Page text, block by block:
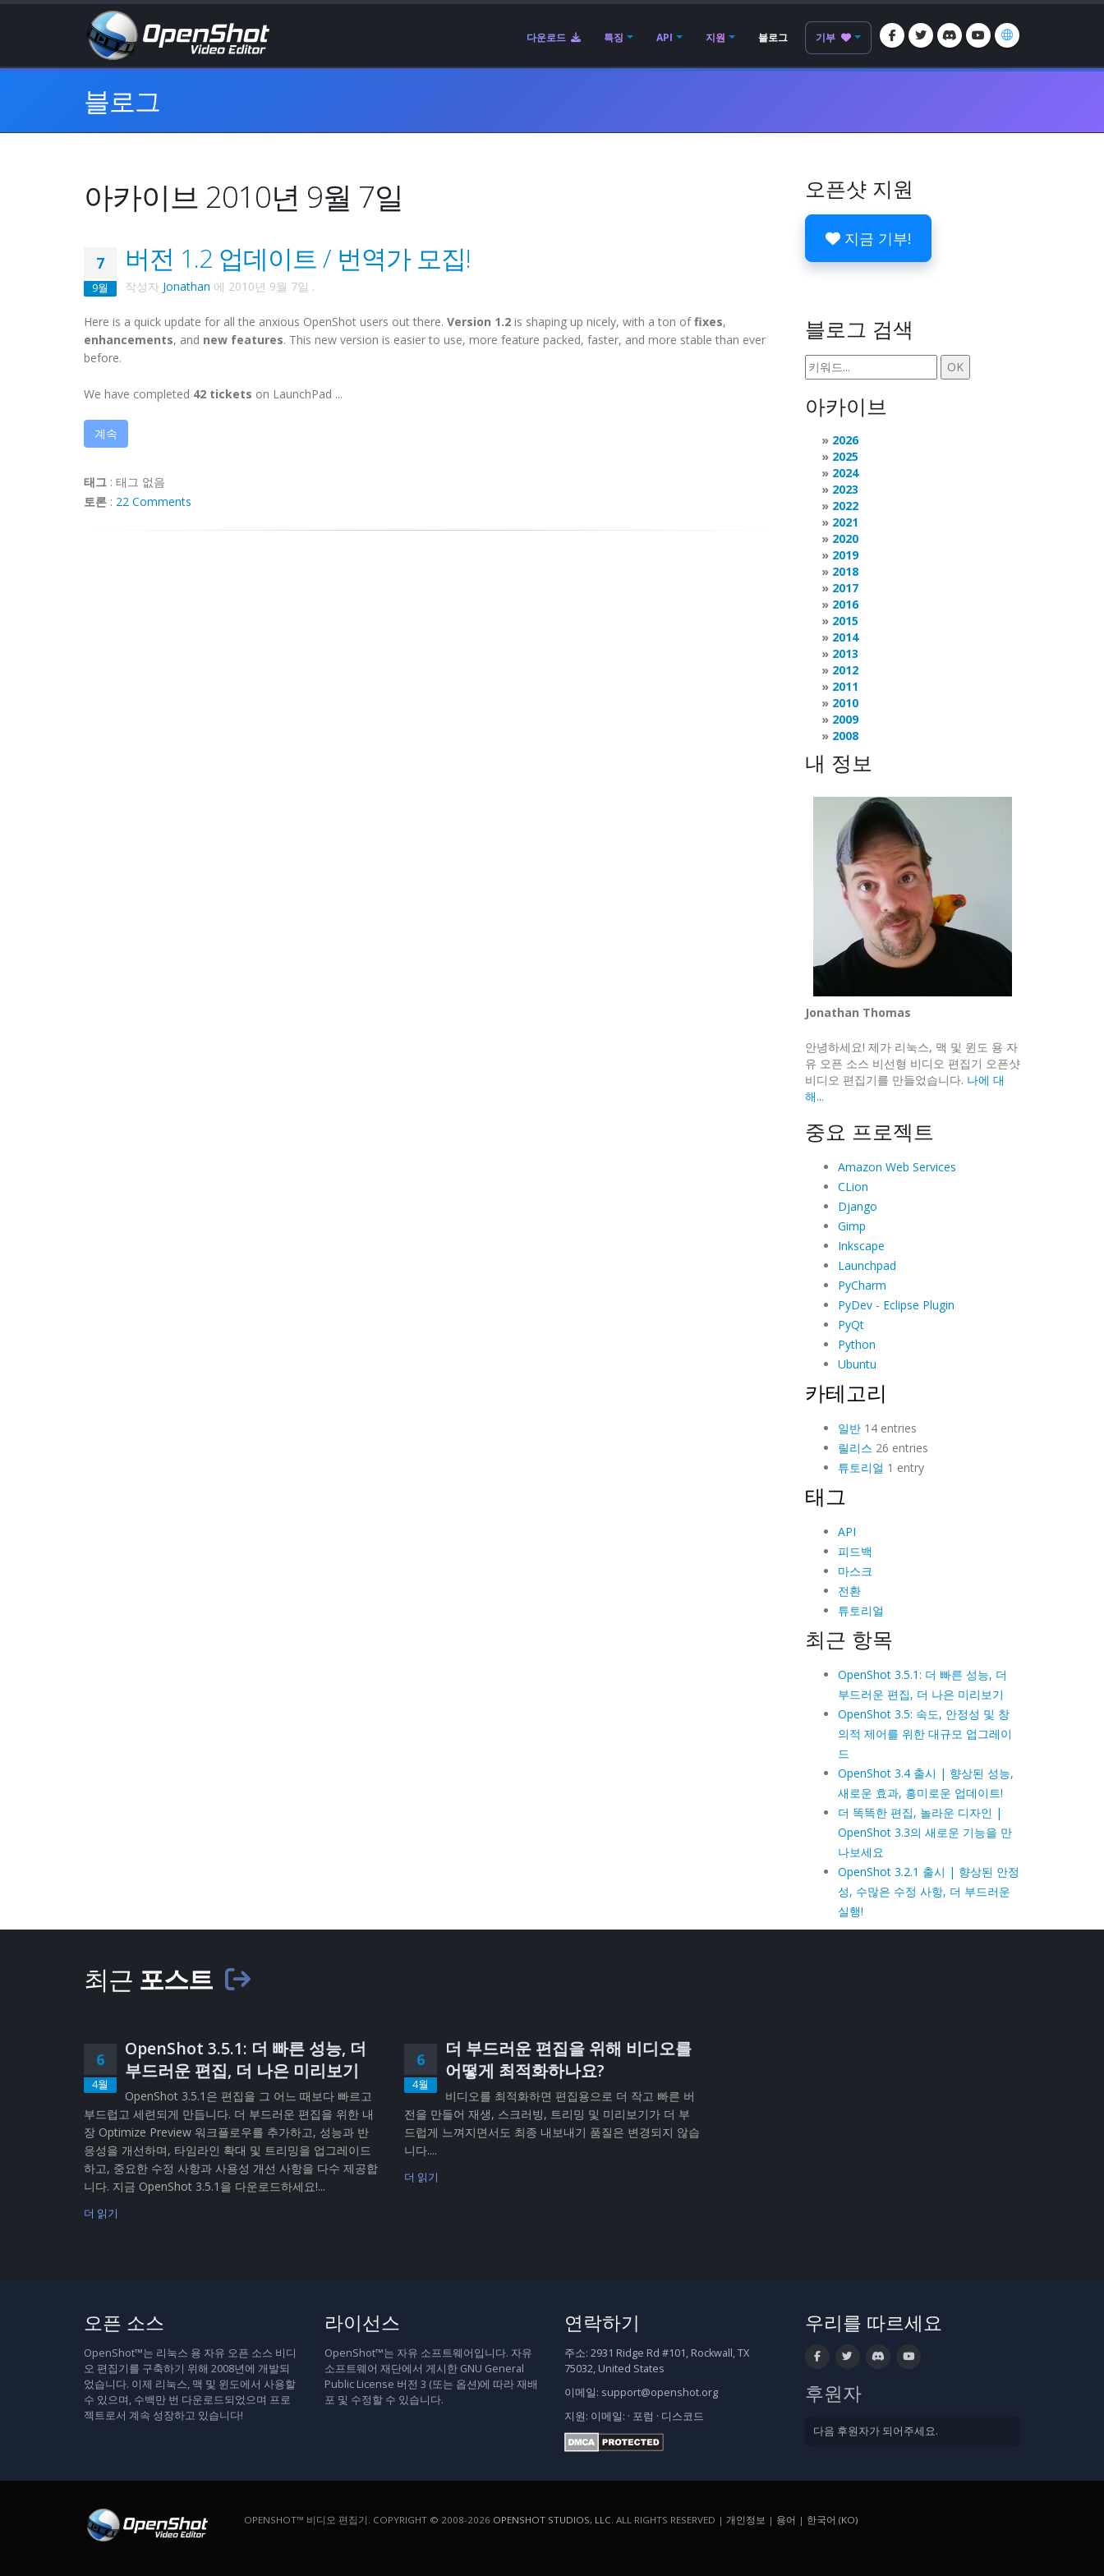
다운로드 특징 API 지원 블로그 기부
블로그
아카이브 2010년 9월 7일
7
9월
버전 1.2 업데이트 / 번역가 모집!
작성자 Jonathan 에 2010년 9월 7일 .
Here is a quick update for all the anxious OpenShot users out there. Version 1.2 is shaping up nicely, with a ton offixes,
enhancements, and new features. This new version is easier to use, more feature packed, faster, and more stable than ever
before.
We have completed 42 tickets on LaunchPad ...
계속
태그 : 태그 없음
토론 : 22 Comments
오픈샷 지원
지금 기부!
블로그 검색
아카이브
2026
2025
2024
2023
2022
2021
2020
2019
2018
2017
2016
2015
2014
2013
2012
2011
2010
2009
2008
내 정보
Jonathan Thomas
안녕하세요! 제가 리눅스, 맥 및 윈도 용 자
유 오픈 소스 비선형 비디오 편집기 오픈샷
비디오 편집기를 만들었습니다. 나에 대
해...
중요 프로젝트
Amazon Web Services
CLion
Django
Gimp
Inkscape
Launchpad
PyCharm
PyDev - Eclipse Plugin
PyQt
Python
Ubuntu
카테고리
일반14 entries
릴리스 26 entries
튜토리얼 1 entry
태그
API
피드백
마스크
전환
튜토리얼
최근 항목
OpenShot 3.5.1: 더 빠른 성능, 더
부드러운 편집, 더 나은 미리보기
OpenShot 3.5: 속도, 안정성 및 창
의적 제어를 위한 대규모 업그레이
드
OpenShot 3.4 출시 | 향상된 성능,
새로운 효과, 흥미로운 업데이트!
더 똑똑한 편집, 놀라운 디자인 |
OpenShot 3.3의 새로운 기능을 만
나보세요
OpenShot 3.2.1 출시 | 향상된 안정
성, 수많은 수정 사항, 더 부드러운
실행!
최근 포스트
6
4월
OpenShot 3.5.1: 더 빠른 성능, 더
부드러운 편집, 더 나은 미리보기
OpenShot 3.5.1은 편집을 그 어느 때보다 빠르고
부드럽고 세련되게 만듭니다. 더 부드러운 편집을 위한 내
장 Optimize Preview 워크플로우를 추가하고, 성능과 반
응성을 개선하며, 타임라인 확대 및 트리밍을 업그레이드
하고, 중요한 수정 사항과 사용성 개선 사항을 다수 제공합
니다. 지금 OpenShot 3.5.1을 다운로드하세요!...
더 읽기
6
4월
더 부드러운 편집을 위해 비디오를
어떻게 최적화하나요?
비디오를 최적화하면 편집용으로 더 작고 빠른 버
전을 만들어 재생, 스크러빙, 트리밍 및 미리보기가 더 부
드럽게 느껴지면서도 최종 내보내기 품질은 변경되지 않습
니다....
더 읽기
오픈 소스
OpenShot™는 리눅스 용 자유 오픈 소스 비디
오 편집기를 구축하기 위해 2008년에 개발되
었습니다. 이제 리눅스, 맥 및 윈도에서 사용할
수 있으며, 수백만 번 다운로드되었으며 프로
젝트로서 계속 성장하고 있습니다!
라이선스
OpenShot™는 자유 소프트웨어입니다. 자유
소프트웨어 재단에서 게시한 GNU General
Public License 버전 3 (또는 옵션)에 따라 재배
포 및 수정할 수 있습니다.
연락하기
주소: 2931 Ridge Rd #101, Rockwall, TX
75032, United States
이메일: support@openshot.org
지원: 이메일: · 포럼 · 디스코드
우리를 따르세요
후원자
다음 후원자가 되어주세요.
OPENSHOT™ 비디오 편집기. COPYRIGHT © 2008-2026 OPENSHOT STUDIOS, LLC. ALL RIGHTS RESERVED | 개인정보 | 용어 | 한국어 (KO)